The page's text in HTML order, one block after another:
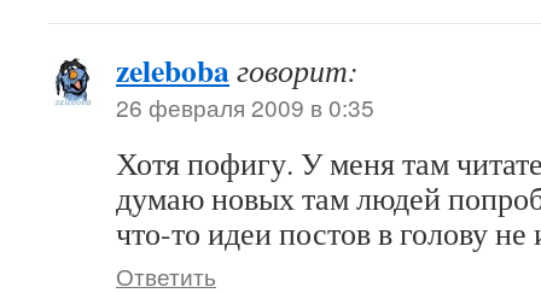
zelebobaговорит:
26 февраля 2009 в 0:35
Хотя пофигу. У меня там
думаю новых там людей
что-то идеи постов в голову не
Ответить